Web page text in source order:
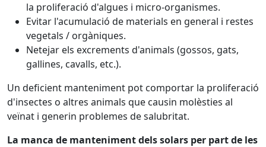
la proliferació d'algues i micro-organismes.
Evitar l'acumulació de materials en general i restes
vegetals / orgàniques.
Netejar els excrements d'animals (gossos, gats,
gallines, cavalls, etc.).
Un deficient manteniment pot comportar la proliferació
d'insectes o altres animals que causin molèsties al
veïnat i generin problemes de salubritat.
La manca de manteniment dels solars per part de les